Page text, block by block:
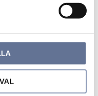
du vill.
låset. Du kan
för att
Tänk på om
över ett plagg
guldkedjor. För